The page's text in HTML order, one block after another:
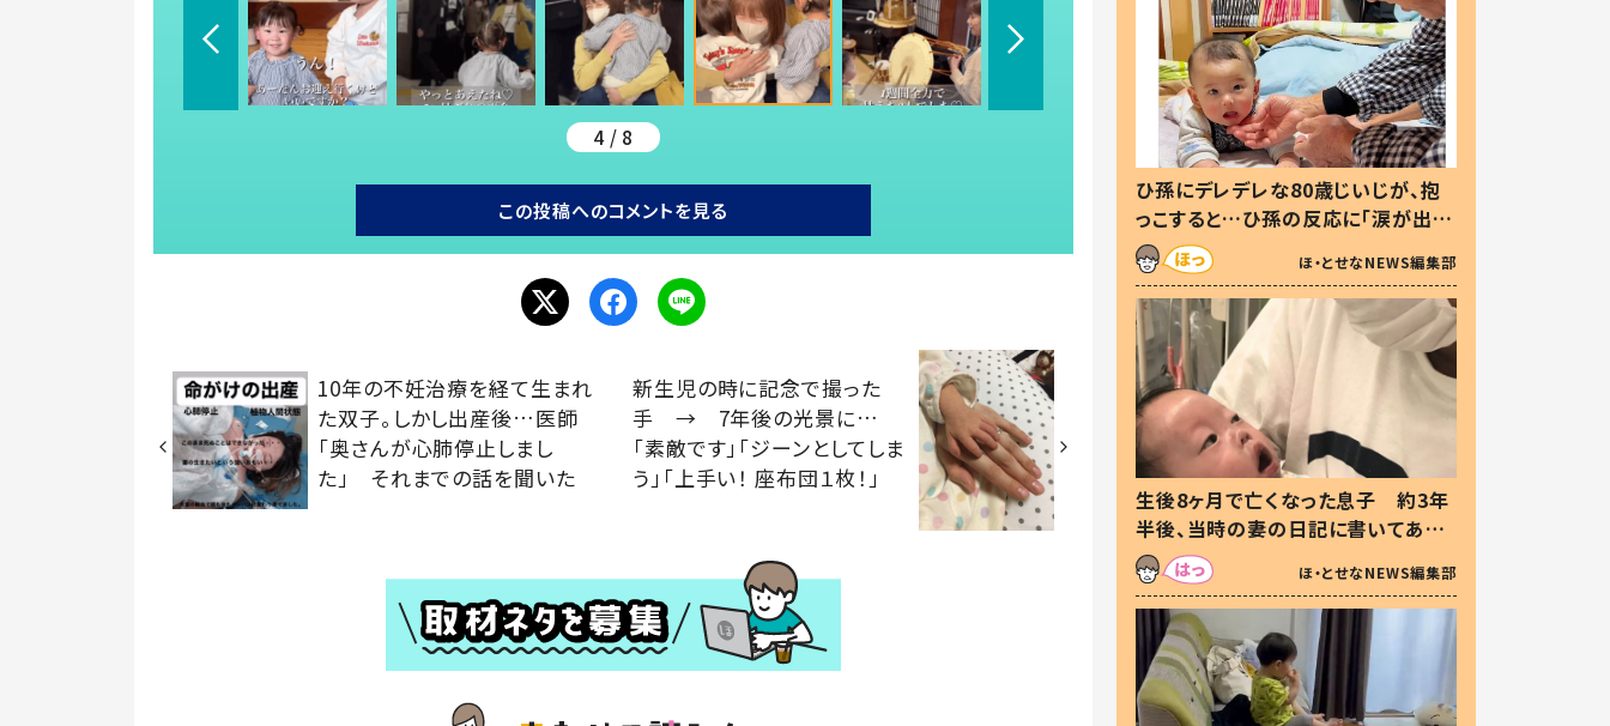
4 / 8
この投稿へのコメントを見る
10年の不妊治療を経て生まれ
た双子。しかし出産後…医師
「奥さんが心肺停止しまし
た」 それまでの話を聞いた
新生児の時に記念で撮った
手 → 7年後の光景に…
「素敵です」「ジーンとしてしま
う」「上手い！ 座布団１枚！」
ひ孫にデレデレな80歳じいじが、抱
っこすると…ひ孫の反応に「涙が出ま
した」「可愛くて仕方ない」
ほ・とせなNEWS編集部
生後8ヶ月で亡くなった息子 約3年
半後、当時の妻の日記に書いてあっ
た本音とは
ほ・とせなNEWS編集部